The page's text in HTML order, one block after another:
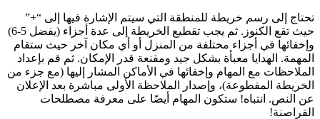
تحتاج إلى رسم خريطة للمنطقة التي سيتم الإشارة فيها إلى “+”
حيث تقع الكنوز. ثم يجب تقطيع الخريطة إلى عدة أجزاء (يفضل 5-6)
وإخفائها في أجزاء مختلفة من المنزل أو أي مكان آخر حيث ستقام
المهمة. الهدايا معبأة بشكل جيد ومقنعة قدر الإمكان. ثم قم بإعداد
الملاحظات مع المهام وإخفائها في الأماكن المشار إليها (مع جزء من
الخريطة المقطوعة)، وإصدار الملاحظة الأولى مباشرة بعد الإعلان
عن النص. انتباه! ستكون المهام أيضًا على معرفة مصطلحات
القراصنة!